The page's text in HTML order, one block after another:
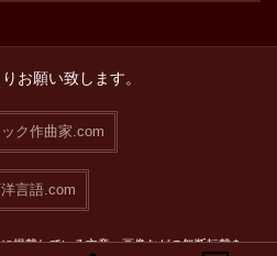
お願い致します。
ク作曲家.com
言語.com
掲載している文章・画像などの無断転載を